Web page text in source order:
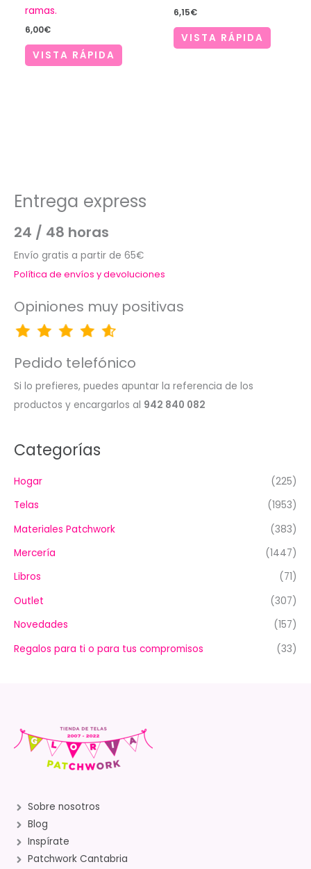
ramas.
6,00€
VISTA RÁPIDA
6,15€
VISTA RÁPIDA
Entrega express
24 / 48 horas
Envío gratis a partir de 65€
Política de envíos y devoluciones
Opiniones muy positivas
Pedido telefónico
Si lo prefieres, puedes apuntar la referencia de los
productos y encargarlos al 942 840 082
Categorías
Hogar
(225)
Telas
(1953)
Materiales Patchwork
(383)
Mercería
(1447)
Libros
(71)
Outlet
(307)
Novedades
(157)
Regalos para ti o para tus compromisos
(33)
Sobre nosotros
Blog
Inspírate
Patchwork Cantabria